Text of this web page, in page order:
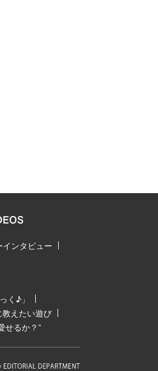
インタビュー
く♪」
えたい遊び
せるか？”